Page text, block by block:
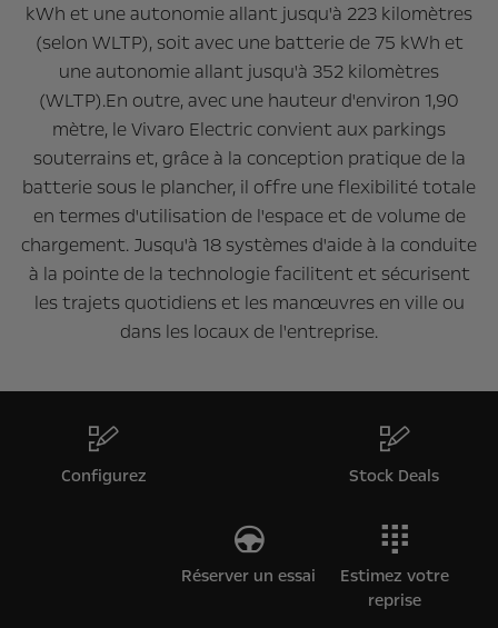
kWh et une autonomie allant jusqu'à 223 kilomètres
(selon WLTP), soit avec une batterie de 75 kWh et
une autonomie allant jusqu'à 352 kilomètres
(WLTP).En outre, avec une hauteur d'environ 1,90
mètre, le Vivaro Electric convient aux parkings
souterrains et, grâce à la conception pratique de la
batterie sous le plancher, il offre une flexibilité totale
en termes d'utilisation de l'espace et de volume de
chargement. Jusqu'à 18 systèmes d'aide à la conduite
à la pointe de la technologie facilitent et sécurisent
les trajets quotidiens et les manœuvres en ville ou
dans les locaux de l'entreprise.
Configurez Stock Deals
Réserver un essai
Estimez votre
reprise